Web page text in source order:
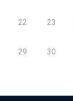
22 23
29 30